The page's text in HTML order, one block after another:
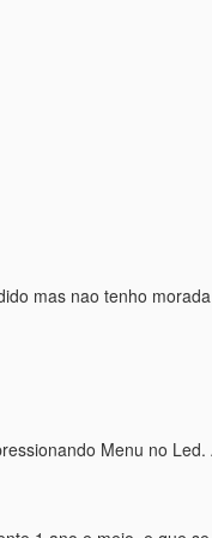
mas nao tenho
Menu no Led.